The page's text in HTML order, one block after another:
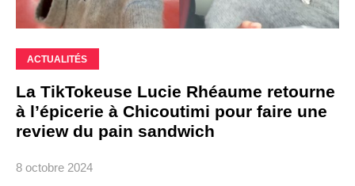
ACTUALITÉS
La TikTokeuse Lucie Rhéaume retourne
à l’épicerie à Chicoutimi pour faire une
review du pain sandwich
8 octobre 2024